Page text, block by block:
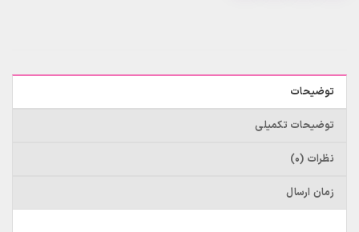
توضیحات
توضیحات تکمیلی
نظرات (0)
زمان ارسال